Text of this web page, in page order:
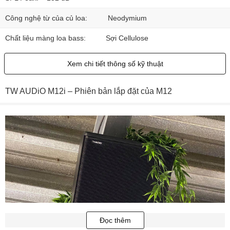
Công nghệ từ của củ loa: Neodymium
Chất liệu màng loa bass: Sợi Cellulose
Xem chi tiết thông số kỹ thuật
TW AUDiO M12i – Phiên bản lắp đặt của M12
Đọc thêm